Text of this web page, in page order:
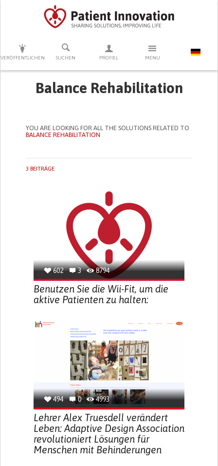
VERÖFFENTLICHEN SUCHEN PROFIEL MENU
DRÜCKEN SIE AUF ENTER UM DIE SUCHE ZU STARTEN
Balance Rehabilitation
YOU ARE LOOKING FOR ALL THE SOLUTIONS RELATED TO
BALANCE REHABILITATION
3 BEITRÄGE
602 3 8794
Benutzen Sie die Wii-Fit, um die
aktive Patienten zu halten:
494 0 4993
Lehrer Alex Truesdell verändert
Leben: Adaptive Design Association
revolutioniert Lösungen für
Menschen mit Behinderungen